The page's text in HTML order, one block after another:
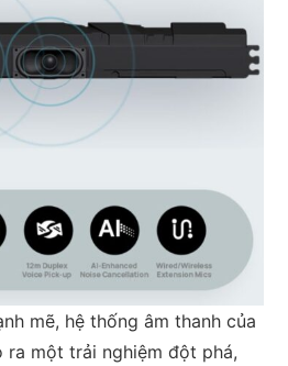
mẽ, hệ thống âm thanh của
ra một trải nghiệm đột phá,